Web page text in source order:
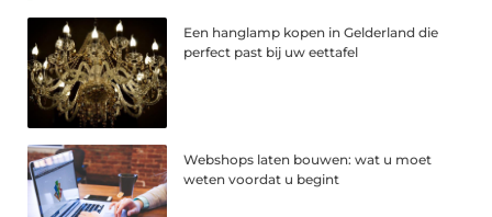
Een hanglamp kopen in Gelderland die
perfect past bij uw eettafel
Webshops laten bouwen: wat u moet
weten voordat u begint